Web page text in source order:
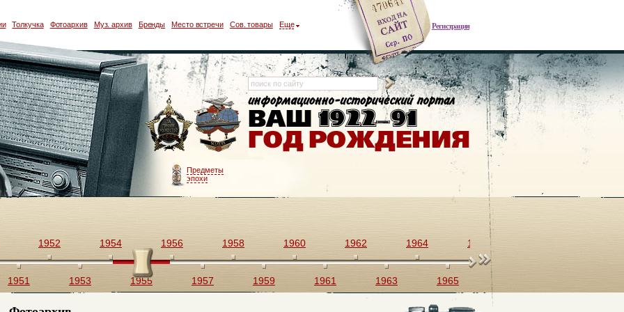
Регистрация
Толкучка Фотоархив Муз. архив Бренды Место встречи Сов. товары Еще
Предметы
эпохи
1951
1952
1953
1954
1955
1956
1957
1958
1959
1960
1961
1962
1963
1964
1965
1966